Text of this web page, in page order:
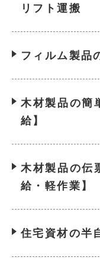
リフト運搬
フィルム製品
木材製品の簡
給】
木材製品の伝
給・軽作業】
住宅資材の半